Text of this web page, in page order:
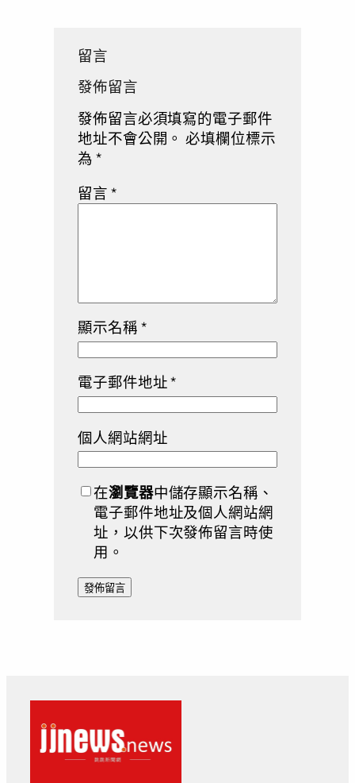
留言
發佈留言
發佈留言必須填寫的電子郵件
地址不會公開。 必填欄位標示
為*
留言*
顯示名稱*
電子郵件地址*
個人網站網址
在瀏覽器中儲存顯示名稱、
電子郵件地址及個人網站網
址，以供下次發佈留言時使
用。